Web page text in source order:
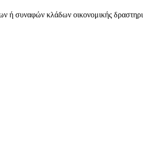
ή συναφών κλάδων οικονομικής